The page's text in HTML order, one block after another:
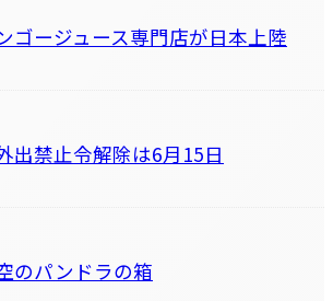
ゴージュース専門店が日本上陸
出禁止令解除は6月15日
のパンドラの箱